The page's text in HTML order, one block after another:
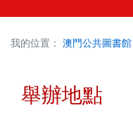
我的位置： 澳門公共圖書館
舉辦地點